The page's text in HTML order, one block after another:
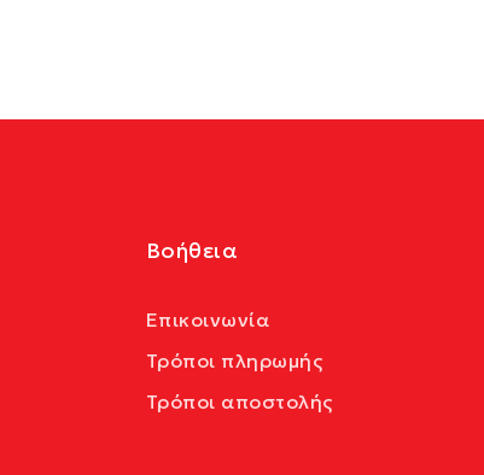
Βοήθεια
Επικοινωνία
Τρόποι πληρωμής
Τρόποι αποστολής